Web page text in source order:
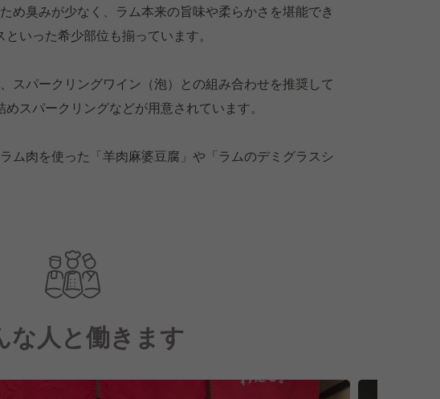
め臭みが少なく、ラム本来の旨味や柔らかさを堪能でき
いった希少部位も揃っています。
スパークリングワイン（泡）との組み合わせを推奨して
スパークリングなどが用意されています。
ム肉を使った「羊肉麻婆豆腐」や「ラムのデミグラスシ
な人と働きます